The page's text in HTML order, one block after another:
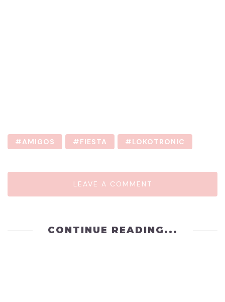
AMIGOS FIESTA LOKOTRONIC
LEAVE A COMMENT
CONTINUE READING...